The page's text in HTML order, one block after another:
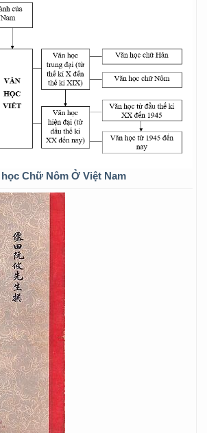
Chữ Nôm Ở Việt Nam